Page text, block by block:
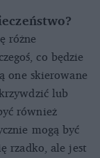
różne
co będzie
one skierowane
lub
również
mogą być
rzadko, ale jest